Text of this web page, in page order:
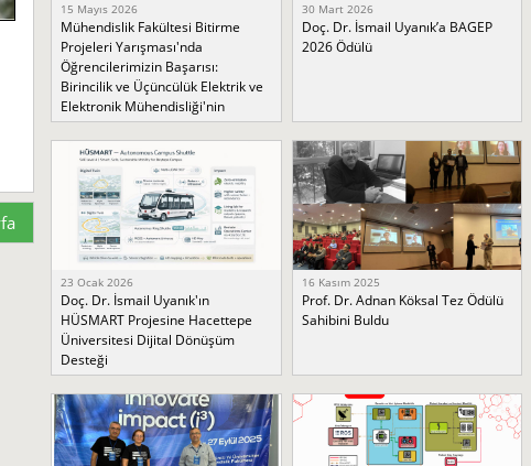
15 Mayıs 2026
Mühendislik Fakültesi Bitirme
Projeleri Yarışması'nda
Öğrencilerimizin Başarısı:
Birincilik ve Üçüncülük Elektrik ve
Elektronik Mühendisliği'nin
30 Mart 2026
Doç. Dr. İsmail Uyanık’a BAGEP
2026 Ödülü
23 Ocak 2026
Doç. Dr. İsmail Uyanık'ın
HÜSMART Projesine Hacettepe
Üniversitesi Dijital Dönüşüm
Desteği
16 Kasım 2025
Prof. Dr. Adnan Köksal Tez Ödülü
Sahibini Buldu